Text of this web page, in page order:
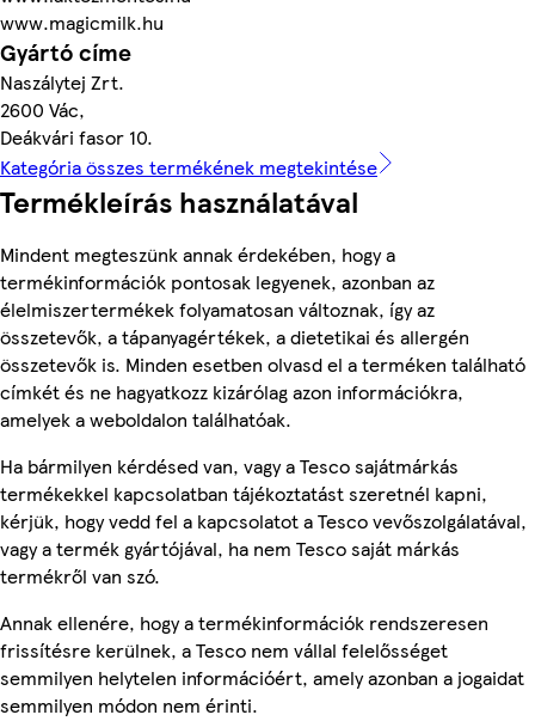
www.magicmilk.hu
Gyártó címe
Naszálytej Zrt.
2600 Vác,
Deákvári fasor 10.
Kategória összes termékének megtekintése
Termékleírás használatával
Mindent megteszünk annak érdekében, hogy a
termékinformációk pontosak legyenek, azonban az
élelmiszertermékek folyamatosan változnak, így az
összetevők, a tápanyagértékek, a dietetikai és allergén
összetevők is. Minden esetben olvasd el a terméken található
címkét és ne hagyatkozz kizárólag azon információkra,
amelyek a weboldalon találhatóak.
Ha bármilyen kérdésed van, vagy a Tesco sajátmárkás
termékekkel kapcsolatban tájékoztatást szeretnél kapni,
kérjük, hogy vedd fel a kapcsolatot a Tesco vevőszolgálatával,
vagy a termék gyártójával, ha nem Tesco saját márkás
termékről van szó.
Annak ellenére, hogy a termékinformációk rendszeresen
frissítésre kerülnek, a Tesco nem vállal felelősséget
semmilyen helytelen információért, amely azonban a jogaidat
semmilyen módon nem érinti.